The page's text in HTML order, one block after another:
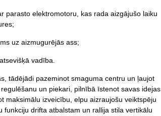
parasto elektromotoru, kas rada aizgājušo laiku
uz aizmugurējās ass;
vadība.
tādējādi pazeminot smaguma centru un ļaujot
un piekari, pilnībā īstenot savas idejas
maksimālu izveicību, elpu aizraujošu veiktspēju
funkciju drifta atbalstam un rallija stila vertikālu